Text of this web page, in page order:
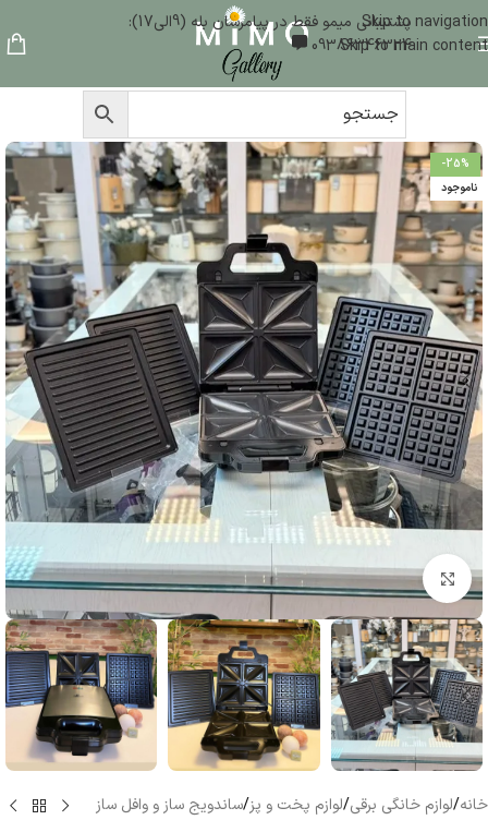
Skip to navigation
Skip to main content
پشتیبانی میمو فقط در پیامرسان بله (9الی17):
09386346324
-25%
ناموجود
بزرگنمایی تصویر
خانه/لوازم خانگی برقی/لوازم پخت و پز/ساندویج ساز و وافل ساز